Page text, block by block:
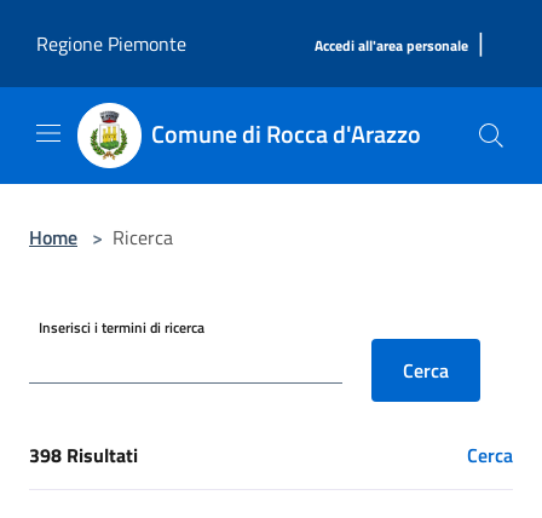
Regione Piemonte
Accedi all'area personale |
Comune di Rocca d'Arazzo
Home > Ricerca
Inserisci i termini di ricerca
Cerca
[results] Risultati
398 Risultati Cerca